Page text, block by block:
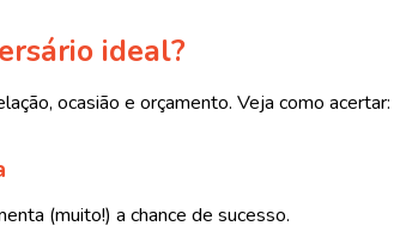
ideal?
ocasião e orçamento. Veja como acertar:
(muito!) a chance de sucesso.